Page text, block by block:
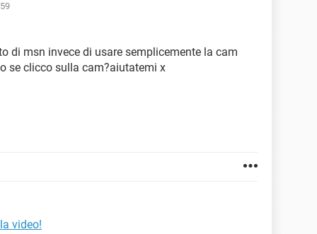
di msn invece di usare semplicemente la cam
se clicco sulla cam?aiutatemi x
video!